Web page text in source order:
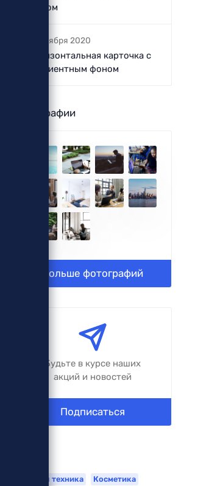
фоном
5 октября 2020
Горизонтальная карточка с
градиентным фоном
Фотографии
Больше фотографий
Будьте в курсе наших
акций и новостей
Подписаться
Бытовая техника
Косметика